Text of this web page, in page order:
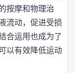
按摩和物理治
流动，促进受损
合运用也成为了
以有效降低运动